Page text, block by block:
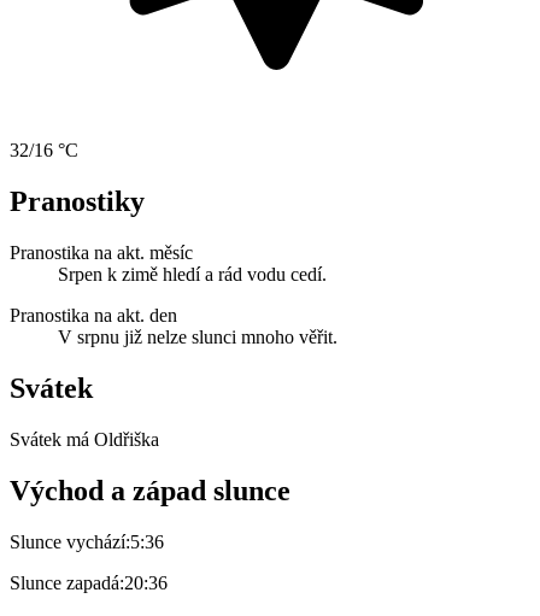
32/16 °C
Pranostiky
Pranostika na akt. měsíc
Srpen k zimě hledí a rád vodu cedí.
Pranostika na akt. den
V srpnu již nelze slunci mnoho věřit.
Svátek
Svátek má Oldřiška
Východ a západ slunce
Slunce vychází:5:36
Slunce zapadá:20:36